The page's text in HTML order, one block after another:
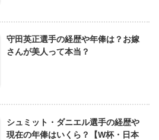
守田英正選手の経歴や年俸は？お嫁
さんが美人って本当？
シュミット・ダニエル選手の経歴や
現在の年俸はいくら？【W杯・日本